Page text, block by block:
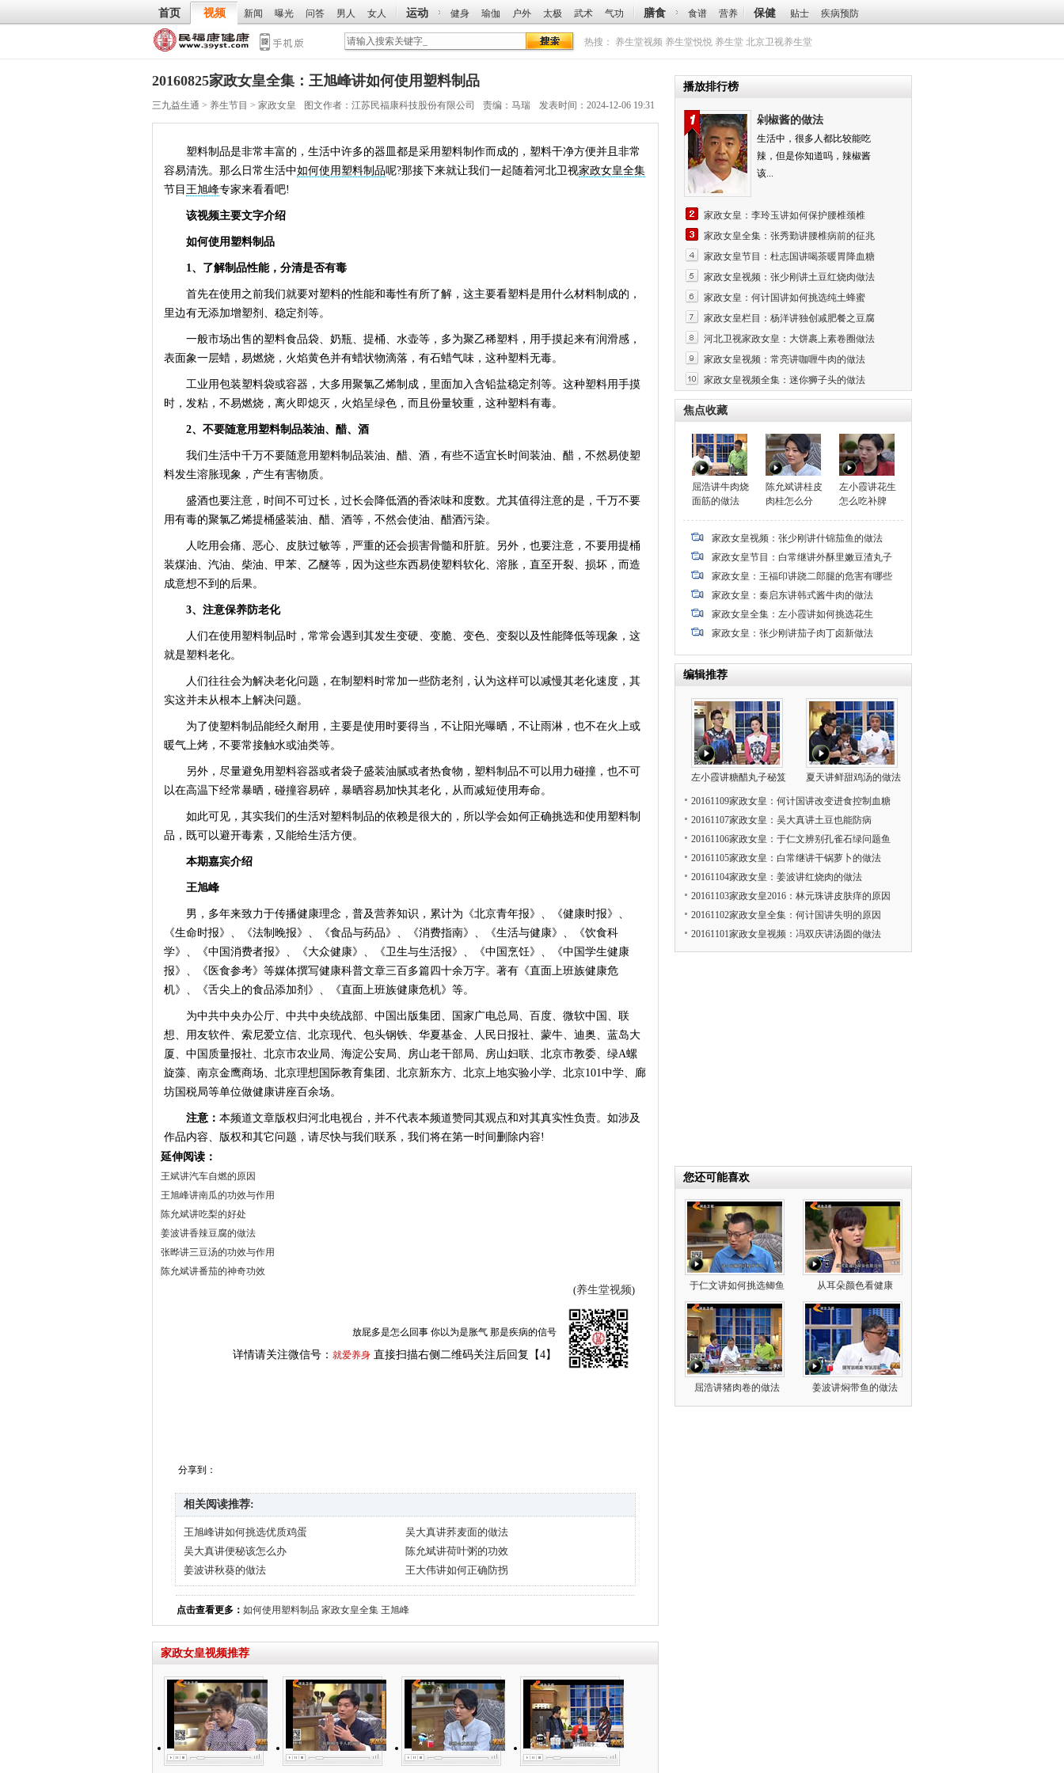
首页 视频 新闻 曝光 问答 男人 女人 运动 健身 瑜伽 户外 太极 武术 气功 膳食 食谱 营养 保健 贴士 疾病预防
热搜： 养生堂视频 养生堂悦悦 养生堂 北京卫视养生堂
20160825家政女皇全集：王旭峰讲如何使用塑料制品
三九益生通 > 养生节目 > 家政女皇 图文作者： 江苏民福康科技股份有限公司 责编：马瑞 发表时间：2024-12-06 19:31
塑料制品是非常丰富的，生活中许多的器皿都是采用塑料制作而成的，塑料干净方便并且非常
容易清洗。那么日常生活中如何使用塑料制品呢?那接下来就让我们一起随着河北卫视家政女皇全集
节目 王旭峰专家来看看吧!
该视频主要文字介绍
如何使用塑料制品
1、了解制品性能，分清是否有毒
首先在使用之前我们就要对塑料的性能和毒性有所了解，这主要看塑料是用什么材料制成的，
里边有无添加增塑剂、稳定剂等。
一般市场出售的塑料食品袋、奶瓶、提桶、水壶等，多为聚乙稀塑料，用手摸起来有润滑感，
表面象一层蜡，易燃烧，火焰黄色并有蜡状物滴落，有石蜡气味，这种塑料无毒。
工业用包装塑料袋或容器，大多用聚氯乙烯制成，里面加入含铅盐稳定剂等。这种塑料用手摸
时，发粘，不易燃烧，离火即熄灭，火焰呈绿色，而且份量较重，这种塑料有毒。
2、不要随意用塑料制品装油、醋、酒
我们生活中千万不要随意用塑料制品装油、醋、酒，有些不适宜长时间装油、醋，不然易使塑
料发生溶胀现象，产生有害物质。
盛酒也要注意，时间不可过长，过长会降低酒的香浓味和度数。尤其值得注意的是，千万不要
用有毒的聚氯乙烯提桶盛装油、醋、酒等，不然会使油、醋酒污染。
人吃用会痛、恶心、皮肤过敏等，严重的还会损害骨髓和肝脏。另外，也要注意，不要用提桶
装煤油、汽油、柴油、甲苯、乙醚等，因为这些东西易使塑料软化、溶胀，直至开裂、损坏，而造
成意想不到的后果。
3、注意保养防老化
人们在使用塑料制品时，常常会遇到其发生变硬、变脆、变色、变裂以及性能降低等现象，这
就是塑料老化。
人们往往会为解决老化问题，在制塑料时常加一些防老剂，认为这样可以减慢其老化速度，其
实这并未从根本上解决问题。
为了使塑料制品能经久耐用，主要是使用时要得当，不让阳光曝晒，不让雨淋，也不在火上或
暖气上烤，不要常接触水或油类等。
另外，尽量避免用塑料容器或者袋子盛装油腻或者热食物，塑料制品不可以用力碰撞，也不可
以在高温下经常暴晒，碰撞容易碎，暴晒容易加快其老化，从而减短使用寿命。
如此可见，其实我们的生活对塑料制品的依赖是很大的，所以学会如何正确挑选和使用塑料制
品，既可以避开毒素，又能给生活方便。
本期嘉宾介绍
王旭峰
男，多年来致力于传播健康理念，普及营养知识，累计为《北京青年报》、《健康时报》、
《生命时报》、《法制晚报》、《食品与药品》、《消费指南》、《生活与健康》、《饮食科
学》、《中国消费者报》、《大众健康》、《卫生与生活报》、《中国烹饪》、《中国学生健康
报》、《医食参考》等媒体撰写健康科普文章三百多篇四十余万字。著有《直面上班族健康危
机》、《舌尖上的食品添加剂》、《直面上班族健康危机》等。
为中共中央办公厅、中共中央统战部、中国出版集团、国家广电总局、百度、微软中国、联
想、用友软件、索尼爱立信、北京现代、包头钢铁、华夏基金、人民日报社、蒙牛、迪奥、蓝岛大
厦、中国质量报社、北京市农业局、海淀公安局、房山老干部局、房山妇联、北京市教委、绿A螺
旋藻、南京金鹰商场、北京理想国际教育集团、北京新东方、北京上地实验小学、北京101中学、廊
坊国税局等单位做健康讲座百余场。
注意： 本频道文章版权归河北电视台，并不代表本频道赞同其观点和对其真实性负责。如涉及
作品内容、版权和其它问题，请尽快与我们联系，我们将在第一时间删除内容!
延伸阅读：
王斌讲汽车自燃的原因
王旭峰讲南瓜的功效与作用
陈允斌讲吃梨的好处
姜波讲香辣豆腐的做法
张晔讲三豆汤的功效与作用
陈允斌讲番茄的神奇功效
(养生堂视频)
放屁多是怎么回事 你以为是胀气 那是疾病的信号
详情请关注微信号： 就爱养身 直接扫描右侧二维码关注后回复【4】
分享到：
相关阅读推荐:
王旭峰讲如何挑选优质鸡蛋
吴大真讲荞麦面的做法
吴大真讲便秘该怎么办
陈允斌讲荷叶粥的功效
姜波讲秋葵的做法
王大伟讲如何正确防拐
点击查看更多： 如何使用塑料制品 家政女皇全集 王旭峰
家政女皇视频推荐
播放排行榜
剁椒酱的做法
生活中，很多人都比较能吃
辣，但是你知道吗，辣椒酱
该...
家政女皇：李玲玉讲如何保护腰椎颈椎
家政女皇全集：张秀勤讲腰椎病前的征兆
家政女皇节目：杜志国讲喝茶暖胃降血糖
家政女皇视频：张少刚讲土豆红烧肉做法
家政女皇：何计国讲如何挑选纯土蜂蜜
家政女皇栏目：杨洋讲独创减肥餐之豆腐
河北卫视家政女皇：大饼裹上素卷圈做法
家政女皇视频：常亮讲咖喱牛肉的做法
家政女皇视频全集：迷你狮子头的做法
焦点收藏
屈浩讲牛肉烧
面筋的做法
陈允斌讲桂皮
肉桂怎么分
左小霞讲花生
怎么吃补脾
家政女皇视频：张少刚讲什锦茄鱼的做法
家政女皇节目：白常继讲外酥里嫩豆渣丸子
家政女皇：王福印讲跷二郎腿的危害有哪些
家政女皇：秦启东讲韩式酱牛肉的做法
家政女皇全集：左小霞讲如何挑选花生
家政女皇：张少刚讲茄子肉丁卤新做法
编辑推荐
左小霞讲糖醋丸子秘笈 夏天讲鲜甜鸡汤的做法
20161109家政女皇：何计国讲改变进食控制血糖
20161107家政女皇：吴大真讲土豆也能防病
20161106家政女皇：于仁文辨别孔雀石绿问题鱼
20161105家政女皇：白常继讲干锅萝卜的做法
20161104家政女皇：姜波讲红烧肉的做法
20161103家政女皇2016：林元珠讲皮肤痒的原因
20161102家政女皇全集：何计国讲失明的原因
20161101家政女皇视频：冯双庆讲汤圆的做法
您还可能喜欢
于仁文讲如何挑选鲫鱼 从耳朵颜色看健康
屈浩讲猪肉卷的做法 姜波讲焖带鱼的做法